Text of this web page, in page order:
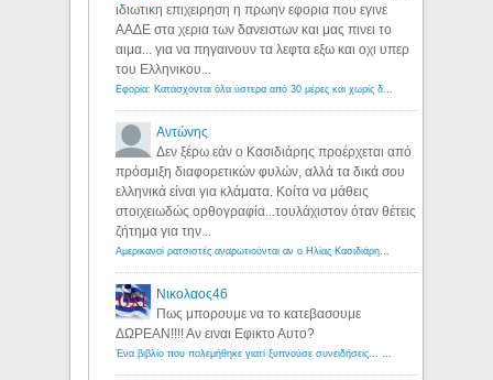
ιδιωτικη επιχειρηση η πρωην εφορια που εγινε
ΑΑΔΕ στα χερια των δανειστων και μας πινει το
αιμα... για να πηγαινουν τα λεφτα εξω και οχι υπερ
του Ελληνικου...
Αντώνης
Δεν ξέρω εάν ο Κασιδιάρης προέρχεται από
πρόσμιξη διαφορετικών φυλών, αλλά τα δικά σου
ελληνικά είναι για κλάματα. Κοίτα να μάθεις
στοιχειωδώς ορθογραφία...τουλάχιστον όταν θέτεις
ζήτημα για την...
Νικολαος46
Πως μπορουμε να το κατεβασουμε
ΔΩΡΕΑΝ!!!! Αν ειναι Εφικτο Αυτο?